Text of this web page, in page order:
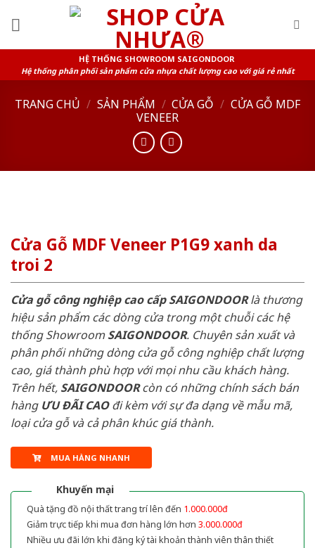
HỆ THỐNG SHOWROOM SAIGONDOOR
Hệ thống phân phối sản phẩm cửa nhựa chất lượng cao với giá rẻ nhất
TRANG CHỦ / SẢN PHẨM / CỬA GỖ / CỬA GỖ MDF
VENEER
Cửa Gỗ MDF Veneer P1G9 xanh da
troi 2
Cửa gỗ công nghiệp cao cấp SAIGONDOORlà thương
hiệu sản phẩm các dòng cửa trong một chuỗi các hệ
thống ShowroomSAIGONDOOR. Chuyên sản xuất và
phân phối những dòng cửa gỗ công nghiệp chất lượng
cao, giá thành phù hợp với mọi nhu cầu khách hàng.
Trên hết, SAIGONDOORcòn có những chính sách bán
hàng ƯU ĐÃI CAOđi kèm với sự đa dạng về mẫu mã,
loại cửa gỗ và cả phân khúc giá thành.
MUA HÀNG NHANH
Khuyến mại
Quà tặng đồ nội thất trang trí lên đến 1.000.000đ
Giảm trực tiếp khi mua đơn hàng lớn hơn 3.000.000đ
Nhiều ưu đãi lớn khi đăng ký tài khoản thành viên thân thiết